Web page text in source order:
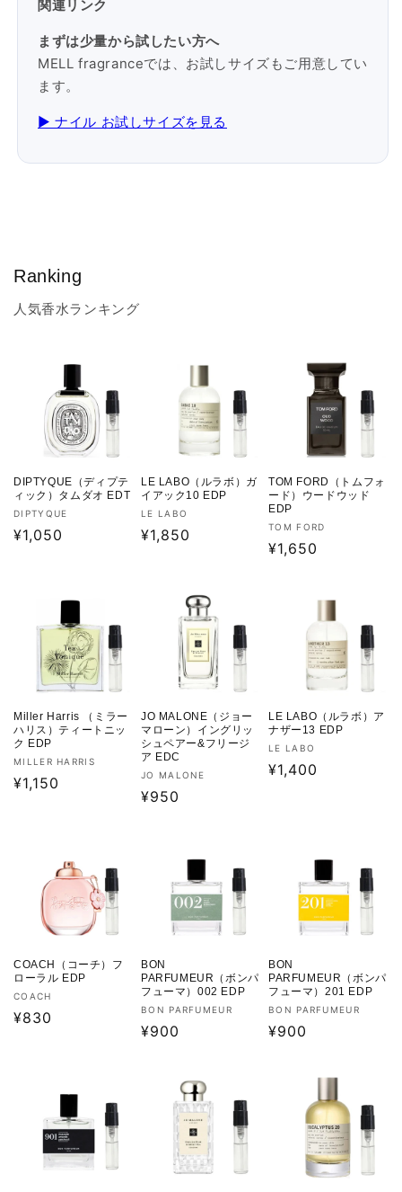
関連リンク
まずは少量から試したい方へ
MELL fragranceでは、お試しサイズもご用意してい
ます。
▶ ナイル お試しサイズを見る
Ranking
人気香水ランキング
DIPTYQUE（ディプテ
ィック）タムダオ EDT
販
売
DIPTYQUE
通
¥1,050
LE LABO（ルラボ）ガ
イアック10 EDP
販
売
LE LABO
通
¥1,850
TOM FORD（トムフォ
ード）ウードウッド
EDP
販
売
TOM FORD
通
¥1,650
Miller Harris （ミラー
ハリス）ティートニッ
ク EDP
販
売
MILLER HARRIS
通
¥1,150
JO MALONE（ジョー
マローン）イングリッ
シュペアー&フリージ
ア EDC
販
売
JO MALONE
通
¥950
LE LABO（ルラボ）ア
ナザー13 EDP
販
売
LE LABO
通
¥1,400
COACH（コーチ）フ
ローラル EDP
販
売
COACH
通
¥830
BON
PARFUMEUR（ボンパ
フューマ）002 EDP
販
売
BON PARFUMEUR
通
¥900
BON
PARFUMEUR（ボンパ
フューマ）201 EDP
販
売
BON PARFUMEUR
通
¥900